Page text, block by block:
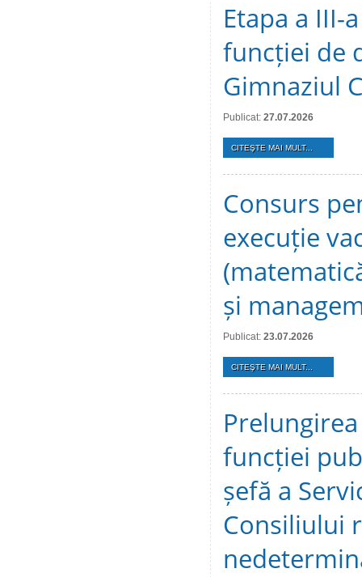
Etapa a III-
funcției de
Gimnaziul
Publicat: 27.07.2026
CITEŞTE MAI MULT...
Consurs
execuție
și
Publicat: 23.07.2026
CITEŞTE MAI MULT...
funcției
șefă a
Consiliului